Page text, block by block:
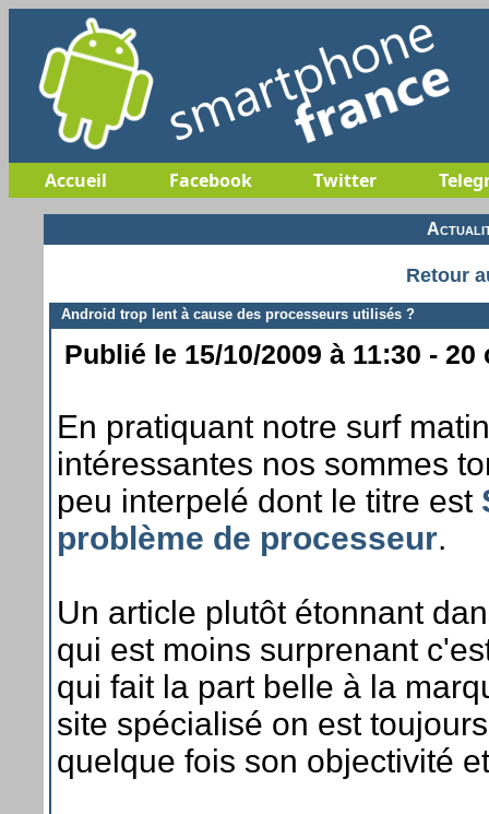
Accueil Facebook Twitter
Retour
Android trop lent à cause des processeurs utilisés ?
Publié le 15/10/2009 à 11:30 -
En pratiquant notre surf
intéressantes nos sommes
peu interpelé dont le titre est
problème de processeur.
Un article plutôt étonnant
qui est moins surprenant
qui fait la part belle à la
site spécialisé on est
quelque fois son objectivité